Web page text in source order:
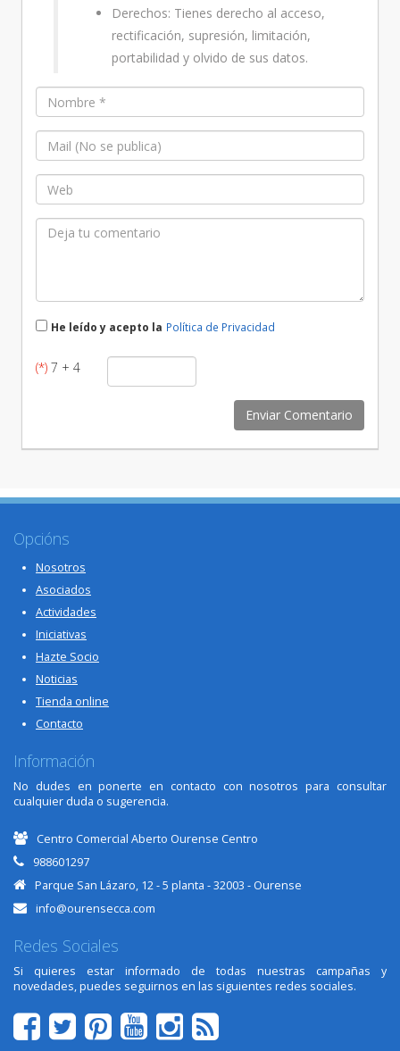
Derechos: Tienes derecho al acceso,
rectificación, supresión, limitación,
portabilidad y olvido de sus datos.
He leído y acepto la Política de Privacidad
(*) 7 + 4
Opcións
Nosotros
Asociados
Actividades
Iniciativas
Hazte Socio
Noticias
Tienda online
Contacto
Información
No dudes en ponerte en contacto con nosotros para consultar
cualquier duda o sugerencia.
Centro Comercial Aberto Ourense Centro
988601297
Parque San Lázaro, 12 - 5 planta - 32003 - Ourense
info@ourensecca.com
Redes Sociales
Si quieres estar informado de todas nuestras campañas y
novedades, puedes seguirnos en las siguientes redes sociales.